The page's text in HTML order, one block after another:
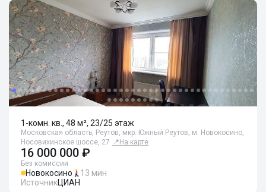
1-комн. кв., 48 м², 23/25 этаж
Московская область, Реутов, мкр. Южный Реутов, м. Новокосино,
Носовихинское шоссе, 27 📍 На карте
16 000 000 ₽
Без комиссии
Новокосино
13 мин
ИсточникЦИАН